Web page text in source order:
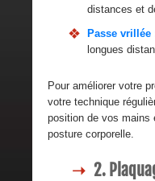
distances et
Passe vrillée
longues
Pour améliorer votre
votre technique
position de vos mains
posture corporelle.
2.